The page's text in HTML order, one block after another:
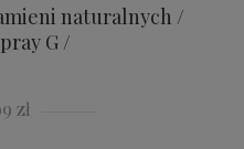
naturalnych /
G /
zł